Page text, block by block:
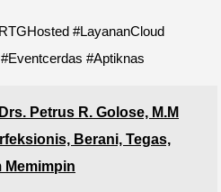
#LayananCloud
#Aptiknas
Petrus R. Golose, M.M
Berani, Tegas,
Memimpin